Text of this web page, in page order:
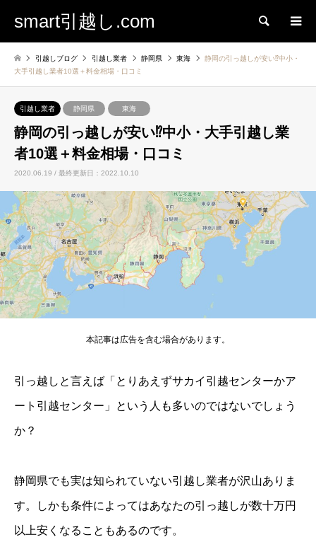
smart引越し.com 検索
引越しブログ 引越し業者 静岡県 東海
静岡の引っ越しが安い⁉中小・
大手引越し業者10選＋料金相場・口コミ
引越し業者 静岡県 東海
静岡の引っ越しが安い⁉中小・大手引越し業
者10選＋料金相場・口コミ
2020.06.19 / 最終更新日：2022.10.10
本記事は広告を含む場合があります。
引っ越しと言えば「とりあえずサカイ引越センターかア
ート引越センター」という人も多いのではないでしょう
か？
静岡県でも実は知られていない引越し業者が沢山ありま
す。しかも条件によってはあなたの引っ越しが数十万円
以上安くなることもあるのです。